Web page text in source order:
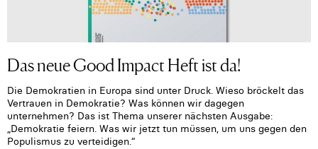
Das neue Good Impact Heft ist da!
Die Demokratien in Europa sind unter Druck. Wieso bröckelt das
Vertrauen in Demokratie? Was können wir dagegen
unternehmen? Das ist Thema unserer nächsten Ausgabe:
„Demokratie feiern. Was wir jetzt tun müssen, um uns gegen den
Populismus zu verteidigen.“